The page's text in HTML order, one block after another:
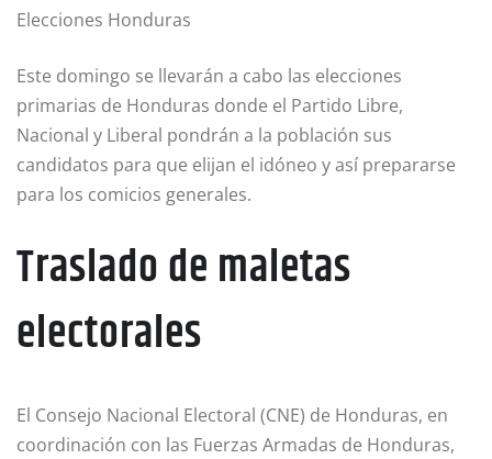
Elecciones Honduras
Este domingo se llevarán a cabo las elecciones
primarias de Honduras donde el Partido Libre,
Nacional y Liberal pondrán a la población sus
candidatos para que elijan el idóneo y así prepararse
para los comicios generales.
Traslado de maletas
electorales
El Consejo Nacional Electoral (CNE) de Honduras, en
coordinación con las Fuerzas Armadas de Honduras,